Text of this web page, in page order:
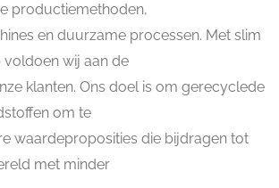
productiemethoden,
en duurzame processen. Met slim
wij aan de
klanten. Ons doel is om gerecyclede
om te
waardeproposities die bijdragen tot
met minder